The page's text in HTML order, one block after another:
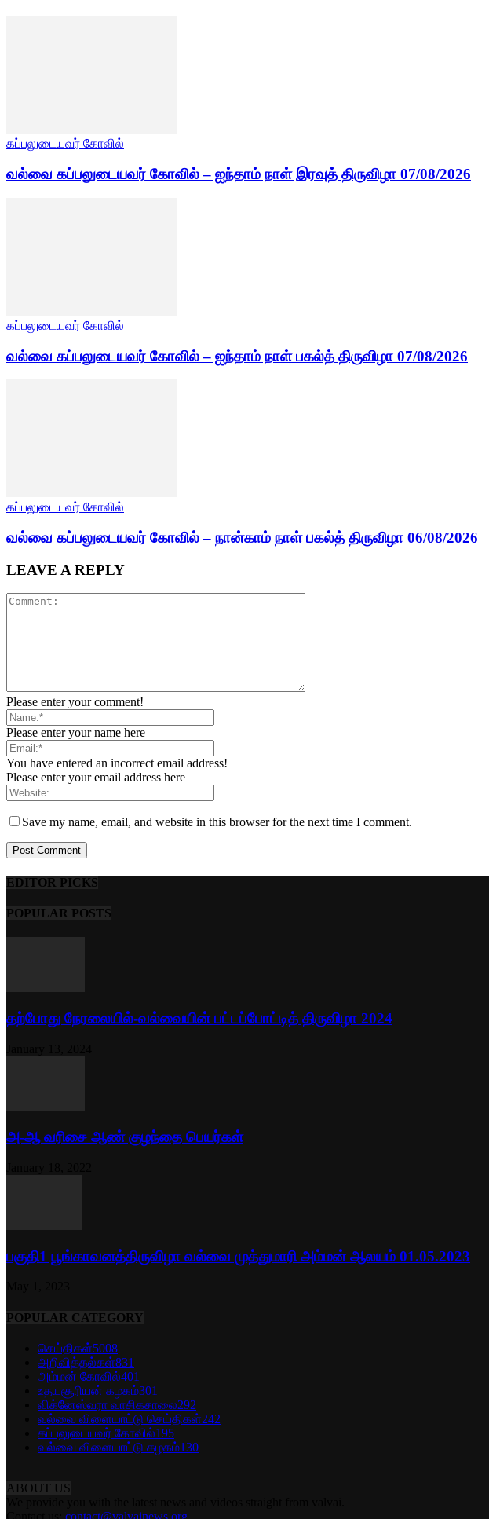
கப்பலுடையவர் கோவில்
வல்வை கப்பலுடையவர் கோவில் – ஐந்தாம் நாள் இரவுத் திருவிழா 07/08/2026
கப்பலுடையவர் கோவில்
வல்வை கப்பலுடையவர் கோவில் – ஐந்தாம் நாள் பகல்த் திருவிழா 07/08/2026
கப்பலுடையவர் கோவில்
வல்வை கப்பலுடையவர் கோவில் – நான்காம் நாள் பகல்த் திருவிழா 06/08/2026
LEAVE A REPLY
Please enter your comment!
Please enter your name here
You have entered an incorrect email address!
Please enter your email address here
Save my name, email, and website in this browser for the next time I comment.
EDITOR PICKS
POPULAR POSTS
தற்போது நேரலையில்-வல்வையின் பட்டப்போட்டித் திருவிழா 2024
அ-ஆ வரிசை ஆண் குழந்தை பெயர்கள்
பகுதி1 பூங்காவனத்திருவிழா வல்வை முத்துமாரி அம்மன் ஆலயம் 01.05.2023
POPULAR CATEGORY
செய்திகள்5008
அறிவித்தல்கள்831
அம்மன் கோவில்401
உதயசூரியன் கழகம்301
விக்னேஸ்வரா வாசிகசாலை292
வல்வை விளையாட்டு செய்திகள்242
கப்பலுடையவர் கோவில்195
வல்வை விளையாட்டு கழகம்130
ABOUT US
contact@valvainews.org